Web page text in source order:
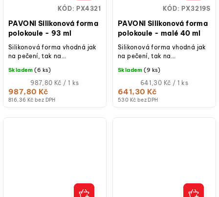
PAVONI Silikonová forma
polokoule - 93 ml
816,36 Kč bez DPH
987,80 Kč
Měrná
cena:
987,80 Kč / 1 ks
Skladem (6 ks)
Silikonová forma vhodná jak
na pečení, tak na
KÓD: PX4321
PAVONI Silikonová forma
polokoule - malé 40 ml
530 Kč bez DPH
641,30 Kč
Měrná
cena:
641,30 Kč / 1 ks
Skladem (9 ks)
Silikonová forma vhodná jak
na pečení, tak na
KÓD: PX3219S